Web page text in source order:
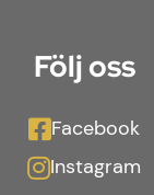
Följ oss
Facebook
Instagram